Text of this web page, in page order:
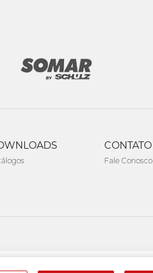
CONTATO
Fale Conosco